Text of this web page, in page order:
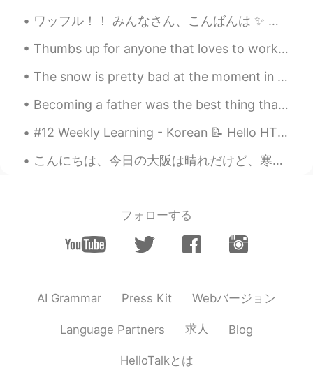
sentences are the best 😉
William 2020.05.03 05:22
back and explore after coronavirus
yeah it was hard to believe!
ari 2020.05.03 05:14
取りに😧笑
Ayane 2020.05.03 05:13
ワッフル！！ みんなさん、こんばんは ✨ 今日は家族と一緒にケンブリッジにあるワッフルで有名な新しくできたレストランに行きました ^_^ 私はチョコレートソース、マシュマロ、バニラアイスク...
Thumbs up for anyone that loves to workout! I woke up early to have an early run so wish me luck!...
The snow is pretty bad at the moment in the UK where I live... it doesn't seem to bother the robi...
Becoming a father was the best thing that ever happened to me. I am so blessed to have this littl...
#12 Weekly Learning - Korean 📝 Hello HT friends 😄, Welcome to my weekly learning of 🇰🇷🇯🇵🇷🇺 ❓ ...
こんにちは、今日の大阪は晴れだけど、寒いです。もうすぐ春ですね、この桜のコップはとても可愛いでしょう💕話は変わりますが、日常英語を紹介します。覚えましょう。皆さん、良い一日を💕 ーI'm so ...
フォローする
AI Grammar Press Kit Webバージョン
Language Partners 求人 Blog
HelloTalkとは